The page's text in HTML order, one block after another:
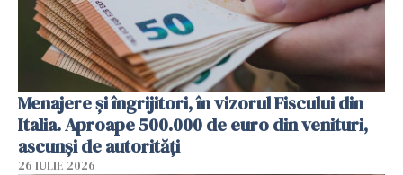
Menajere și îngrijitori, în vizorul Fiscului din
Italia. Aproape 500.000 de euro din venituri,
ascunși de autorități
26 IULIE 2026